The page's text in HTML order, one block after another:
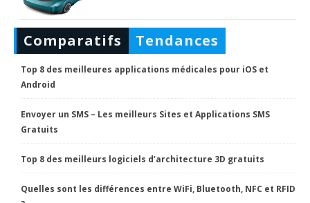
Comparatifs Tendances
Top 8 des meilleures applications médicales pour iOS et
Android
Envoyer un SMS – Les meilleurs Sites et Applications SMS
Gratuits
Top 8 des meilleurs logiciels d’architecture 3D gratuits
Quelles sont les différences entre WiFi, Bluetooth, NFC et RFID